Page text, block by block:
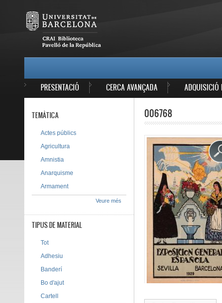
PRESENTACIÓ CERCA AVANÇADA ADQUISICIÓ
006768
TEMÀTICA
Actes públics
Agricultura
Amnistia
Anarquisme
Armament
Veure més
TIPUS DE MATERIAL
Tot
Adhesiu
Banderí
Bo d'ajut
Cartell